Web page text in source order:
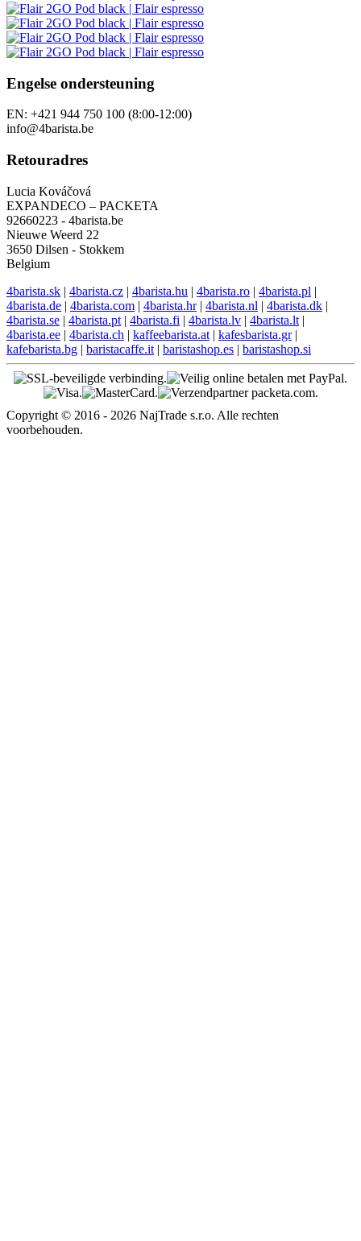
Engelse ondersteuning
EN: +421 944 750 100 (8:00-12:00)
info@4barista.be
Retouradres
Lucia Kováčová
EXPANDECO – PACKETA
92660223 - 4barista.be
Nieuwe Weerd 22
3650 Dilsen - Stokkem
Belgium
4barista.sk | 4barista.cz | 4barista.hu | 4barista.ro | 4barista.pl |
4barista.de | 4barista.com | 4barista.hr| 4barista.nl | 4barista.dk |
4barista.se | 4barista.pt | 4barista.fi | 4barista.lv | 4barista.lt |
4barista.ee | 4barista.ch | kaffeebarista.at | kafesbarista.gr|
kafebarista.bg | baristacaffe.it | baristashop.es | baristashop.si
Copyright © 2016 - 2026 NajTrade s.r.o. Alle rechten
voorbehouden.